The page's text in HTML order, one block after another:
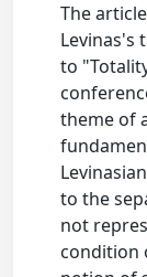
The
Levinas's
to
theme of
to the
not
condition